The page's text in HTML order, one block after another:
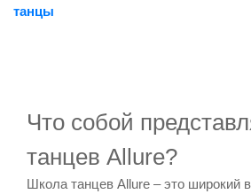
танцы
Что собой
танцев Allure?
Школа танцев Allure – это широкий